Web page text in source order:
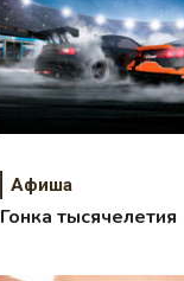
Афиша
Гонка тысячелетия